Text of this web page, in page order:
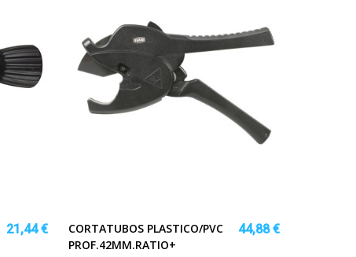
21,44 €
CORTATUBOS PLASTICO/PVC
PROF.42MM.RATIO+
44,88 €